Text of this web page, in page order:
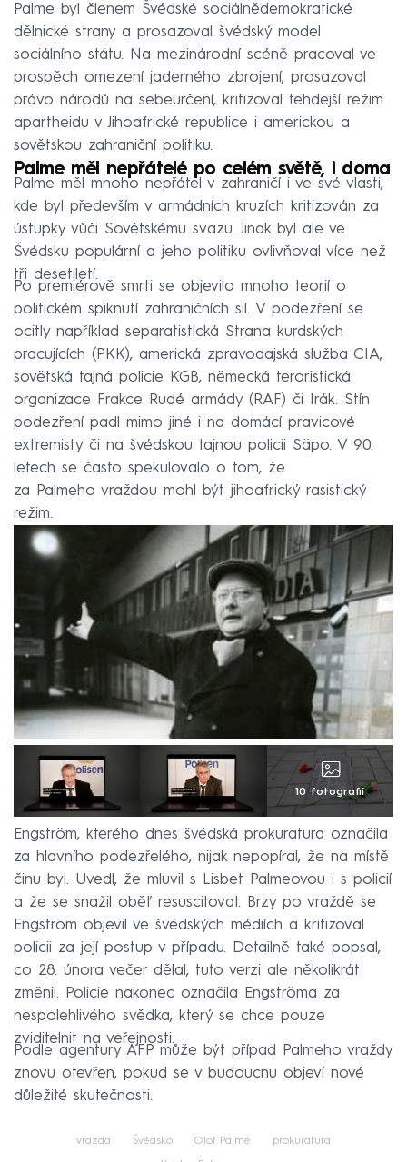
Palme byl členem Švédské sociálnědemokratické
dělnické strany a prosazoval švédský model
sociálního státu. Na mezinárodní scéně pracoval ve
prospěch omezení jaderného zbrojení, prosazoval
právo národů na sebeurčení, kritizoval tehdejší režim
apartheidu v Jihoafrické republice i americkou a
sovětskou zahraniční politiku.
Palme měl nepřátelé po celém světě, i doma
Palme měl mnoho nepřátel v zahraničí i ve své vlasti,
kde byl především v armádních kruzích kritizován za
ústupky vůči Sovětskému svazu. Jinak byl ale ve
Švédsku populární a jeho politiku ovlivňoval více než
tři desetiletí.
Po premiérově smrti se objevilo mnoho teorií o
politickém spiknutí zahraničních sil. V podezření se
ocitly například separatistická Strana kurdských
pracujících (PKK), americká zpravodajská služba CIA,
sovětská tajná policie KGB, německá teroristická
organizace Frakce Rudé armády (RAF) či Irák. Stín
podezření padl mimo jiné i na domácí pravicové
extremisty či na švédskou tajnou policii Säpo. V 90.
letech se často spekulovalo o tom, že
za Palmeho vraždou mohl být jihoafrický rasistický
režim.
10 fotografií
Engström, kterého dnes švédská prokuratura označila
za hlavního podezřelého, nijak nepopíral, že na místě
činu byl. Uvedl, že mluvil s Lisbet Palmeovou i s policií
a že se snažil oběť resuscitovat. Brzy po vraždě se
Engström objevil ve švédských médiích a kritizoval
policii za její postup v případu. Detailně také popsal,
co 28. února večer dělal, tuto verzi ale několikrát
změnil. Policie nakonec označila Engströma za
nespolehlivého svědka, který se chce pouze
zviditelnit na veřejnosti.
Podle agentury AFP může být případ Palmeho vraždy
znovu otevřen, pokud se v budoucnu objeví nové
důležité skutečnosti.
vražda Švédsko Olof Palme prokuratura